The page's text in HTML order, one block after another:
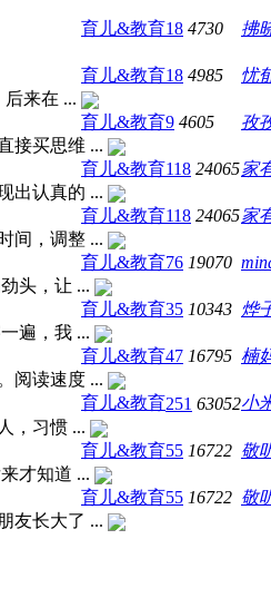
育儿&教育18 4730 拂
育儿&教育18 4985 忧
来在 ...
育儿&教育9 4605 孜
接买思维 ...
育儿&教育118 24065家
出认真的 ...
育儿&教育118 24065家
间，调整 ...
育儿&教育76 19070
头，让 ...
育儿&教育35 10343 烨
遍，我 ...
育儿&教育47 16795 楠
阅读速度 ...
育儿&教育251 63052小
，习惯 ...
育儿&教育55 16722 敬
才知道 ...
育儿&教育55 16722 敬
友长大了 ...